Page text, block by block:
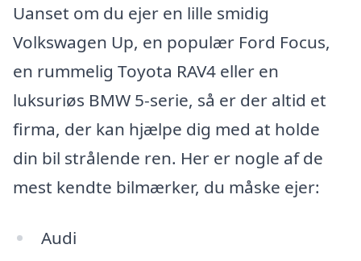
Uanset om du ejer en lille smidig
Volkswagen Up, en populær Ford Focus,
en rummelig Toyota RAV4 eller en
luksuriøs BMW 5-serie, så er der altid et
firma, der kan hjælpe dig med at holde
din bil strålende ren. Her er nogle af de
mest kendte bilmærker, du måske ejer:
Audi